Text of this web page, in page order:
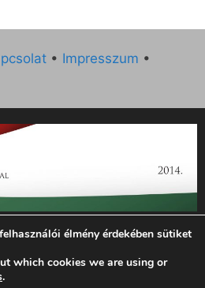
• Impresszum •
hetilap 2014. évi működésének
KCP-14-P-0121 sz. támogatási
000 Ft összegben támogatta az
Minisztériuma.”
élmény érdekében sütiket
which cookies we are using or
.